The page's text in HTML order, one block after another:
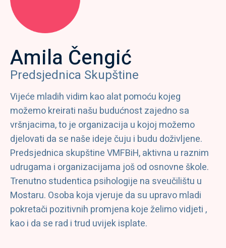
Amila Čengić
Predsjednica Skupštine
Vijeće mladih vidim kao alat pomoću kojeg
možemo kreirati našu budućnost zajedno sa
vršnjacima, to je organizacija u kojoj možemo
djelovati da se naše ideje čuju i budu doživljene.
Predsjednica skupštine VMFBiH, aktivna u raznim
udrugama i organizacijama još od osnovne škole.
Trenutno studentica psihologije na sveučilištu u
Mostaru. Osoba koja vjeruje da su upravo mladi
pokretači pozitivnih promjena koje želimo vidjeti ,
kao i da se rad i trud uvijek isplate.